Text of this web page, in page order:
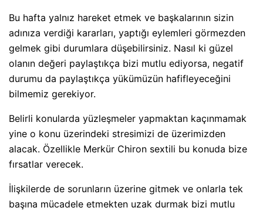
Bu hafta yalnız hareket etmek ve başkalarının sizin
adınıza verdiği kararları, yaptığı eylemleri görmezden
gelmek gibi durumlara düşebilirsiniz. Nasıl ki güzel
olanın değeri paylaştıkça bizi mutlu ediyorsa, negatif
durumu da paylaştıkça yükümüzün hafifleyeceğini
bilmemiz gerekiyor.
Belirli konularda yüzleşmeler yapmaktan kaçınmamak
yine o konu üzerindeki stresimizi de üzerimizden
alacak. Özellikle Merkür Chiron sextili bu konuda bize
fırsatlar verecek.
İlişkilerde de sorunların üzerine gitmek ve onlarla tek
başına mücadele etmekten uzak durmak bizi mutlu